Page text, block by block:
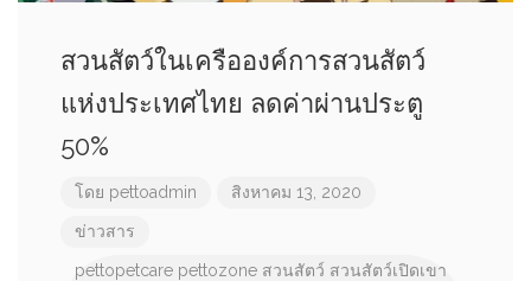
สวนสัตว์ในเครือองค์การสวนสัตว์
แห่งประเทศไทย ลดค่าผ่านประตู
50%
โดย pettoadmin สิงหาคม 13, 2020
ข่าวสาร
pettopetcare pettozone สวนสัตว์ สวนสัตว์เปิดเขา